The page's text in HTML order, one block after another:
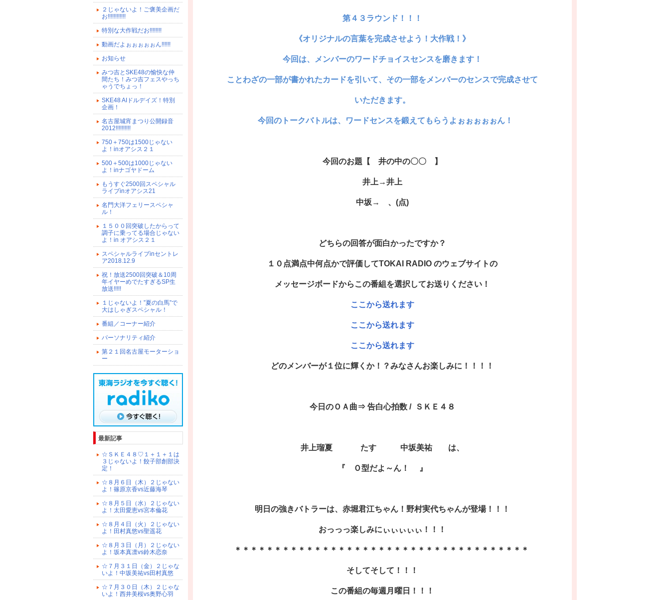
２じゃないよ！ご褒美企画だ
お!!!!!!!!!!!!
特別な大作戦だお!!!!!!!!
動画だよぉぉぉぉぉん!!!!!!
お知らせ
みつ吉とSKE48の愉快な仲
間たち！みつ吉フェスやっち
ゃうでちょっ！
SKE48 AIドルデイズ！特別
企画！
名古屋城宵まつり公開録音
2012!!!!!!!!!!
750＋750は1500じゃない
よ！inオアシス２１
500＋500は1000じゃない
よ！inナゴヤドーム
もうすぐ2500回スペシャル
ライブinオアシス21
名門大洋フェリースペシャ
ル！
１５００回突破したからって
調子に乗ってる場合じゃない
よ！in オアシス２１
スペシャルライブinセントレ
ア2018.12.9
祝！放送2500回突破＆10周
年イヤーめでたすぎるSP生
放送!!!!!
１じゃないよ！”夏の白馬”で
大はしゃぎスペシャル！
番組／コーナー紹介
パーソナリティ紹介
第２１回名古屋モーターショ
ー
最新記事
☆ＳＫＥ４８♡１＋１＋１は
３じゃないよ！餃子部創部決
定！
☆８月６日（木）２じゃない
よ！篠原京香vs近藤海琴
☆８月５日（水）２じゃない
よ！太田愛恵vs宮本倫花
☆８月４日（火）２じゃない
よ！田村真悠vs聖遥花
☆８月３日（月）２じゃない
よ！坂本真凛vs鈴木恋奈
☆７月３１日（金）２じゃな
いよ！中坂美祐vs田村真悠
☆７月３０日（木）２じゃな
いよ！西井美桜vs奥野心羽
第４３ラウンド！！！
《オリジナルの言葉を完成させよう！大作戦！》
今回は、メンバーのワードチョイスセンスを磨きます！
ことわざの一部が書かれたカードを引いて、その一部をメンバーのセンスで完成させて
いただきます。
今回のトークバトルは、ワードセンスを鍛えてもらうよぉぉぉぉぉん！
今回のお題 【 井の中の〇〇 】
井上→井上
中坂→ 、(点)
どちらの回答が面白かったですか？
１０点満点中何点かで評価してTOKAI RADIO のウェブサイトの
メッセージボードから この番組を選択してお送りください！
ここから送れます
ここから送れます
ここから送れます
どのメンバーが１位に輝くか！？みなさんお楽しみに！！！！
今日のＯＡ曲⇒ 告白心拍数 / ＳＫＥ４８
井上瑠夏 たす 中坂美祐 は、
『 Ｏ型だよ～ん！ 』
明日の強きバトラーは、赤堀君江ちゃん！野村実代ちゃんが登場！！！
おっっっ楽しみにぃぃぃぃぃ！！！
＊＊＊＊＊＊＊＊＊＊＊＊＊＊＊＊＊＊＊＊＊＊＊＊＊＊＊＊＊＊＊＊＊＊＊＊＊
そしてそして！！！
この番組の毎週月曜日！！！